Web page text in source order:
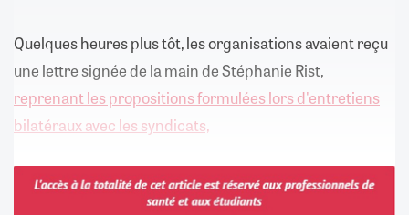
Quelques heures plus tôt, les organisations avaient reçu
une lettre signée de la main de Stéphanie Rist,
reprenant les propositions formulées lors d'entretiens
bilatéraux avec les syndicats,